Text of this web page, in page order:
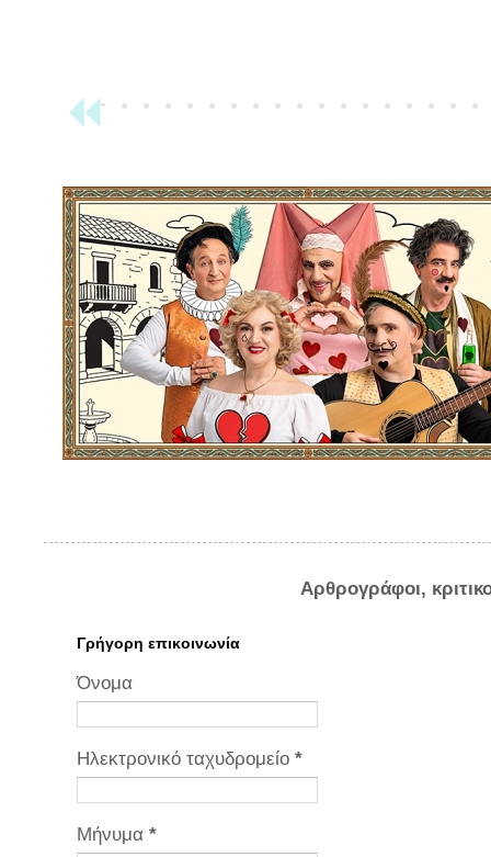
Αρθρογράφοι,
Γρήγορη επικοινωνία
Όνομα
Ηλεκτρονικό ταχυδρομείο *
Μήνυμα *